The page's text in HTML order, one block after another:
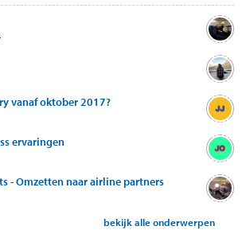
vanaf oktober 2017?
ervaringen
- Omzetten naar airline partners
bekijk alle onderwerpen